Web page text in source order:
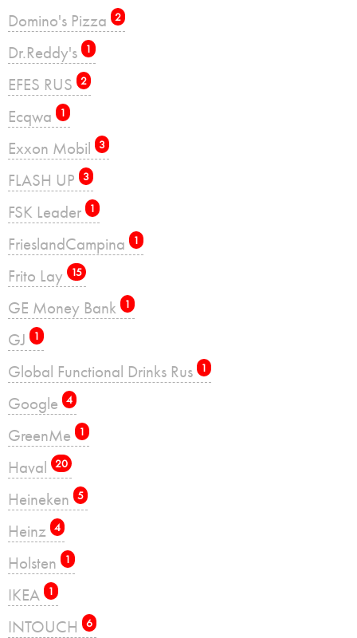
Domino's Pizza 2
Dr.Reddy's 1
EFES RUS 2
Ecqwa 1
Exxon Mobil 3
FLASH UP 3
FSK Leader 1
FrieslandCampina 1
Frito Lay 15
GE Money Bank 1
GJ 1
Global Functional Drinks Rus 1
Google 4
GreenMe 1
Haval 20
Heineken 5
Heinz 4
Holsten 1
IKEA 1
INTOUCH 6